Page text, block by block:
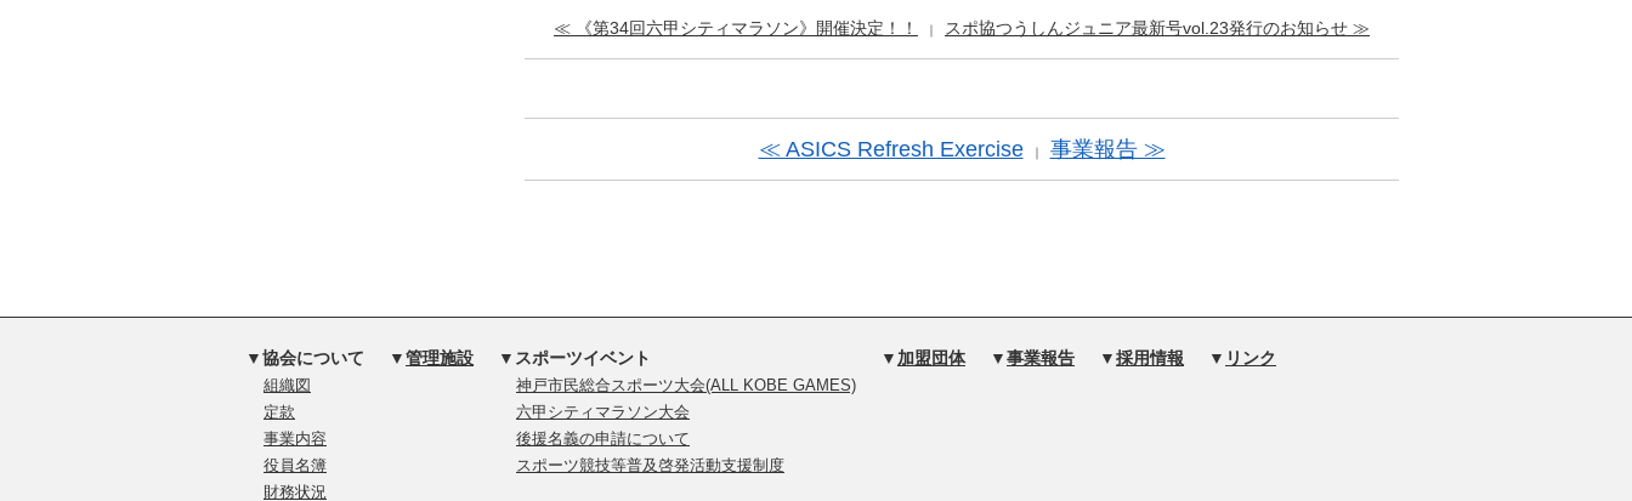
≪ 《第34回六甲シティマラソン》開催決定！！ ｜ スポ協つうしんジュニア最新号vol.23発行のお知らせ ≫
≪ ASICS Refresh Exercise｜ 事業報告 ≫
▼協会について
組織図
定款
事業内容
役員名簿
財務状況
▼管理施設 ▼スポーツイベント
神戸市民総合スポーツ大会(ALL KOBE GAMES)
六甲シティマラソン大会
後援名義の申請について
スポーツ競技等普及啓発活動支援制度
▼ 加盟団体 ▼事業報告 ▼採用情報 ▼ リンク